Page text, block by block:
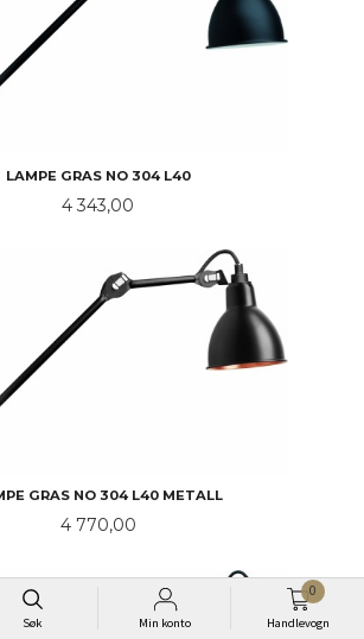
Søk Min konto Handlevogn
0
LAMPE GRAS NO 304 L40
Pris
4 343,00
GRAS NO 304 L40 METALL
Pris
4 770,00